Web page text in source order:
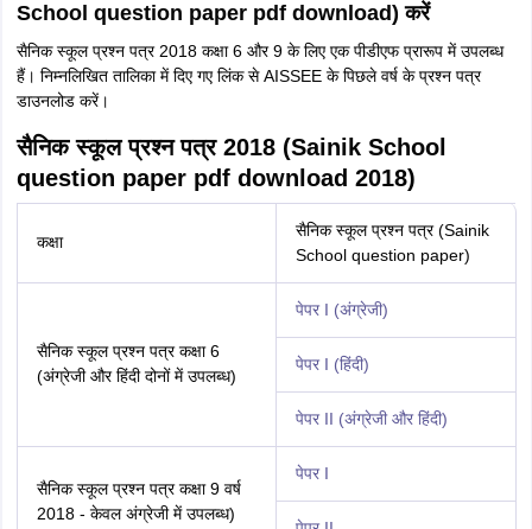
School question paper pdf download) करें
सैनिक स्कूल प्रश्न पत्र 2018 कक्षा 6 और 9 के लिए एक पीडीएफ प्रारूप में उपलब्ध
हैं। निम्नलिखित तालिका में दिए गए लिंक से AISSEE के पिछले वर्ष के प्रश्न पत्र
डाउनलोड करें।
सैनिक स्कूल प्रश्न पत्र 2018 (Sainik School
question paper pdf download 2018)
कक्षा
सैनिक स्कूल प्रश्न पत्र (Sainik
School question paper)
सैनिक स्कूल प्रश्न पत्र कक्षा 6
(अंग्रेजी और हिंदी दोनों में उपलब्ध)
पेपर I (अंग्रेजी)
पेपर I (हिंदी)
पेपर II (अंग्रेजी और हिंदी)
सैनिक स्कूल प्रश्न पत्र कक्षा 9 वर्ष
2018 - केवल अंग्रेजी में उपलब्ध)
पेपर I